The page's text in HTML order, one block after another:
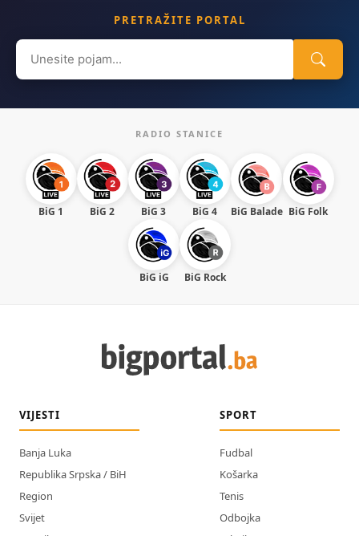
PRETRAŽITE PORTAL
Search
for:
RADIO STANICE
BiG 1 BiG 2 BiG 3 BiG 4 BiG Balade BiG Folk
BiG iG BiG Rock
VIJESTI
Banja Luka
Republika Srpska / BiH
Region
Svijet
SPORT
Fudbal
Košarka
Tenis
Odbojka